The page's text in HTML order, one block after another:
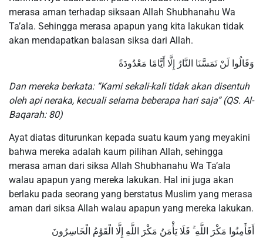
merasa aman terhadap siksaan Allah Shubhanahu Wa
Ta’ala. Sehingga merasa apapun yang kita lakukan tidak
akan mendapatkan balasan siksa dari Allah.
وَقَالُوا لَنْ تَمَسَّنَا النَّارُ إِلَّا أَيَّامًا مَعْدُودَةً
Dan mereka berkata: “Kami sekali-kali tidak akan disentuh
oleh api neraka, kecuali selama beberapa hari saja” (QS. Al-
Baqarah: 80)
Ayat diatas diturunkan kepada suatu kaum yang meyakini
bahwa mereka adalah kaum pilihan Allah, sehingga
merasa aman dari siksa Allah Shubhanahu Wa Ta’ala
walau apapun yang mereka lakukan. Hal ini juga akan
berlaku pada seorang yang berstatus Muslim yang merasa
aman dari siksa Allah walau apapun yang mereka lakukan.
أَفَأَمِنُوا مَكْرَ اللَّهِ ۚ فَلَا يَأْمَنُ مَكْرَ اللَّهِ إِلَّا الْقَوْمُ الْخَاسِرُونَ